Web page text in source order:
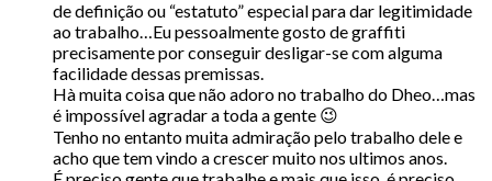
de definição ou “estatuto” especial para dar legitimidade
ao trabalho…Eu pessoalmente gosto de graffiti
precisamente por conseguir desligar-se com alguma
facilidade dessas premissas.
Hà muita coisa que não adoro no trabalho do Dheo…mas
é impossível agradar a toda a gente 😉
Tenho no entanto muita admiração pelo trabalho dele e
acho que tem vindo a crescer muito nos ultimos anos.